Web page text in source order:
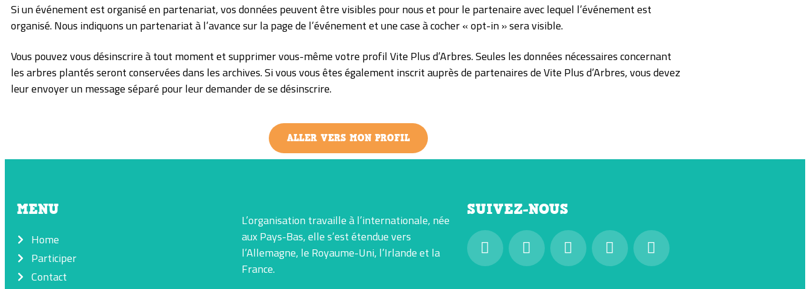
Si un événement est organisé en partenariat, vos données peuvent être visibles pour nous et pour le partenaire avec lequel l’événement est
organisé. Nous indiquons un partenariat à l’avance sur la page de l’événement et une case à cocher « opt-in » sera visible.
Vous pouvez vous désinscrire à tout moment et supprimer vous-même votre profil Vite Plus d’Arbres. Seules les données nécessaires concernant
les arbres plantés seront conservées dans les archives. Si vous vous êtes également inscrit auprès de partenaires de Vite Plus d’Arbres, vous devez
leur envoyer un message séparé pour leur demander de se désinscrire.
ALLER VERS MON PROFIL
MENU
Home
Participer
Contact
L’organisation travaille à l’internationale, née
aux Pays-Bas, elle s’est étendue vers
l’Allemagne, le Royaume-Uni, l’Irlande et la
France.
SUIVEZ-NOUS